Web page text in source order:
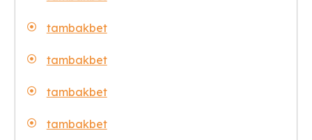
tambakbet
tambakbet
tambakbet
tambakbet